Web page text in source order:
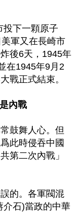
投下一顆原子
軍又在長崎市
後6天，1945年
在1945年9月2
戰正式結束。
內戰
鼓舞人心。但
此時侵吞中國
第二次內戰」
的。各軍閥混
介石)當政的中華